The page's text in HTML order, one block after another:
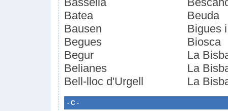
Batea
Bausen
Begues
Begur
Belianes
Bell-lloc d'Urgell
Beuda
Bigues
Biosca
La
La
La
- C -